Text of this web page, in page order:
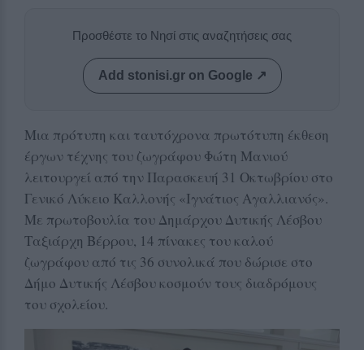
Προσθέστε το Νησί στις αναζητήσεις σας
Add stonisi.gr on Google ↗
Μια πρότυπη και ταυτόχρονα πρωτότυπη έκθεση
έργων τέχνης του ζωγράφου Φώτη Μανιού
λειτουργεί από την Παρασκευή 31 Οκτωβρίου στο
Γενικό Λύκειο Καλλονής «Ιγνάτιος Αγαλλιανός».
Με πρωτοβουλία του Δημάρχου Δυτικής Λέσβου
Ταξιάρχη Βέρρου, 14 πίνακες του καλού
ζωγράφου από τις 36 συνολικά που δώρισε στο
Δήμο Δυτικής Λέσβου κοσμούν τους διαδρόμους
του σχολείου.